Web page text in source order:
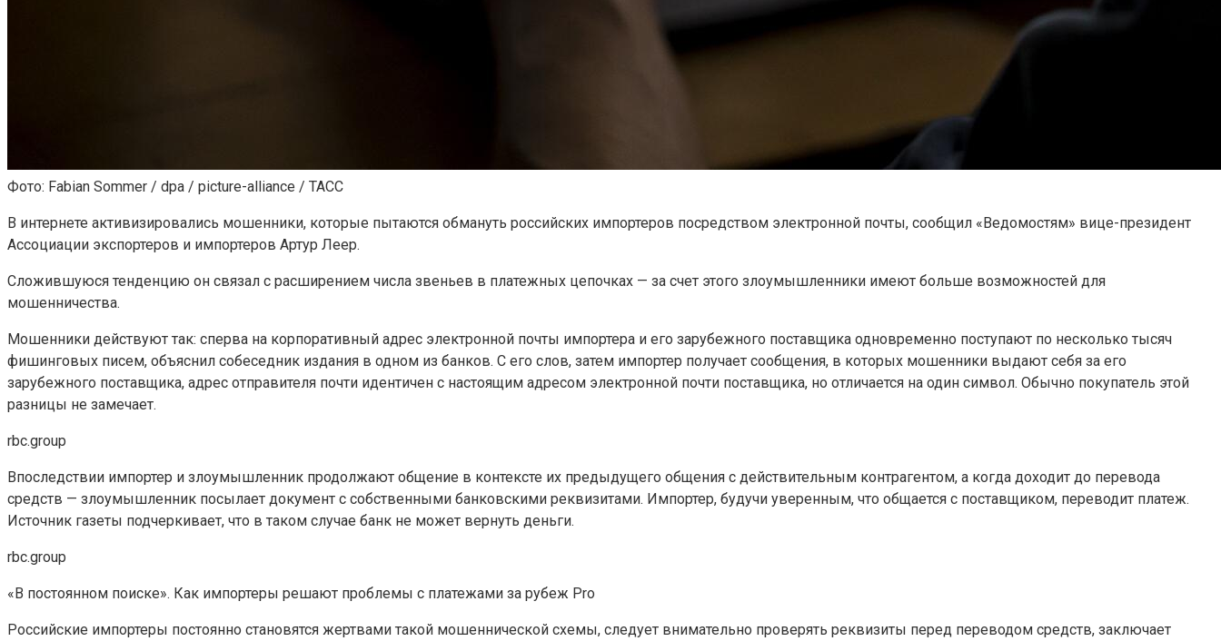
Фото: Fabian Sommer / dpa / picture-alliance / ТАСС
В интернете активизировались мошенники, которые пытаются обмануть российских импортеров посредством электронной почты, сообщил «Ведомостям» вице-президент
Ассоциации экспортеров и импортеров Артур Леер.
Сложившуюся тенденцию он связал с расширением числа звеньев в платежных цепочках — за счет этого злоумышленники имеют больше возможностей для
мошенничества.
Мошенники действуют так: сперва на корпоративный адрес электронной почты импортера и его зарубежного поставщика одновременно поступают по несколько тысяч
фишинговых писем, объяснил собеседник издания в одном из банков. С его слов, затем импортер получает сообщения, в которых мошенники выдают себя за его
зарубежного поставщика, адрес отправителя почти идентичен с настоящим адресом электронной почти поставщика, но отличается на один символ. Обычно покупатель этой
разницы не замечает.
rbc.group
Впоследствии импортер и злоумышленник продолжают общение в контексте их предыдущего общения с действительным контрагентом, а когда доходит до перевода
средств — злоумышленник посылает документ с собственными банковскими реквизитами. Импортер, будучи уверенным, что общается с поставщиком, переводит платеж.
Источник газеты подчеркивает, что в таком случае банк не может вернуть деньги.
rbc.group
«В постоянном поиске». Как импортеры решают проблемы с платежами за рубеж Pro
Российские импортеры постоянно становятся жертвами такой мошеннической схемы, следует внимательно проверять реквизиты перед переводом средств, заключает